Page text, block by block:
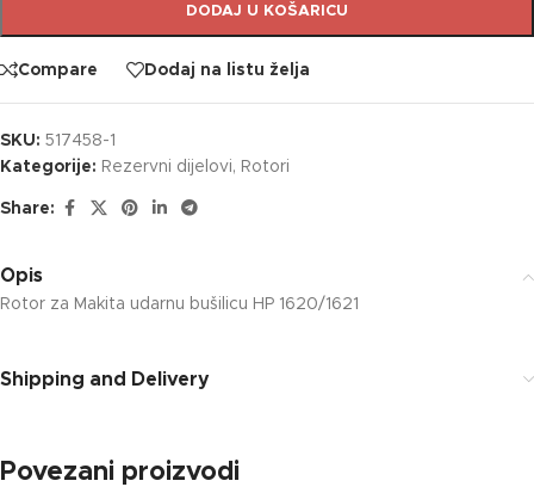
DODAJ U KOŠARICU
Compare Dodaj na listu želja
SKU: 517458-1
Kategorije: Rezervni dijelovi, Rotori
Share:
Opis
Rotor za Makita udarnu bušilicu HP 1620/1621
Shipping and Delivery
Povezani proizvodi